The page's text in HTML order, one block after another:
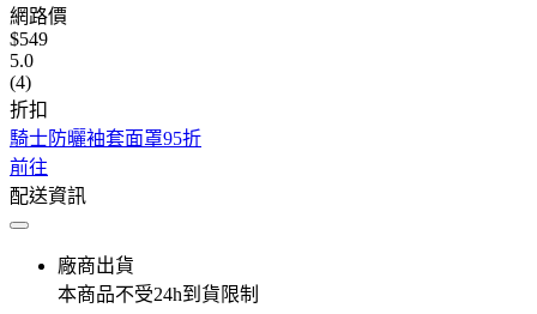
網路價
$549
5.0
(4)
折扣
騎士防曬袖套面罩95折
前往
配送資訊
廠商出貨
本商品不受24h到貨限制